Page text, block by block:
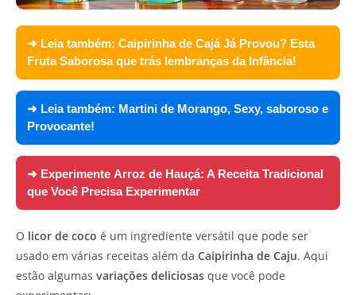
➜ Leia também: Caipirinha de Cajá Já Provou? Esta
Fruta Saborosa que trás lembranças da Infância!
➜ Leia também: Martini de Morango, Sexy, saboroso e
Provocante!
➜ Experimente Arroz de Hauçá: A Receita Tradicional
que Você Precisa Experimentar
O licor de coco é um ingrediente versátil que pode ser
usado em várias receitas além da Caipirinha de Caju. Aqui
estão algumas variações deliciosas que você pode